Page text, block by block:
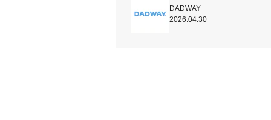
DADWAY
2026.04.30